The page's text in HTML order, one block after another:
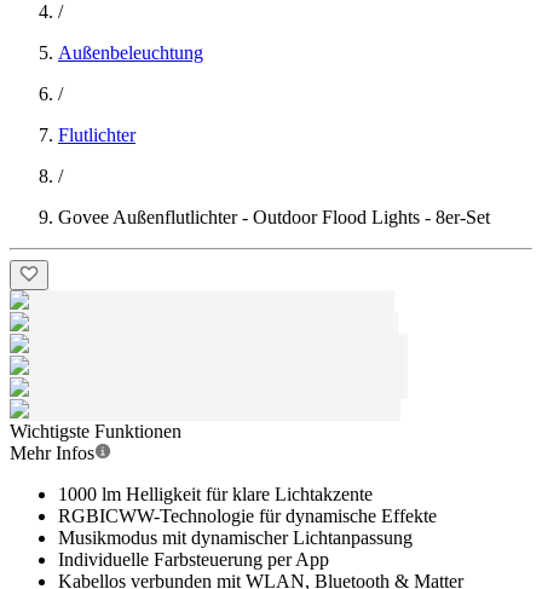
/
Außenbeleuchtung
/
Flutlichter
/
Govee Außenflutlichter - Outdoor Flood Lights - 8er-Set
Wichtigste Funktionen
Mehr Infos
1000 lm Helligkeit für klare Lichtakzente
RGBICWW-Technologie für dynamische Effekte
Musikmodus mit dynamischer Lichtanpassung
Individuelle Farbsteuerung per App
Kabellos verbunden mit WLAN, Bluetooth & Matter